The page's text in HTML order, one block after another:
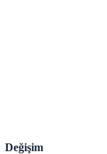
Değişim